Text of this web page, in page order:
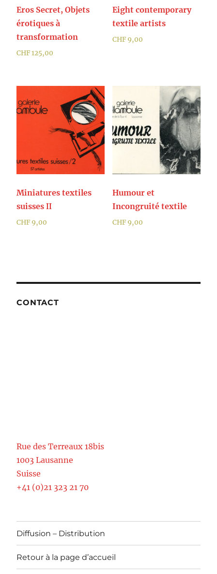
Eros Secret, Objets
érotiques à
transformation
CHF125,00
Eight contemporary
textile artists
CHF9,00
Miniatures textiles
suissesII
CHF 9,00
Humour et
Incongruité textile
CHF9,00
CONTACT
Rue des Terreaux 18bis
1003 Lausanne
Suisse
+41 (0)21 323 21 70
Diffusion – Distribution
Retour à la page d’accueil